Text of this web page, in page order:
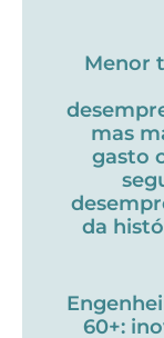
Menor
mas
gasto
da
60+: